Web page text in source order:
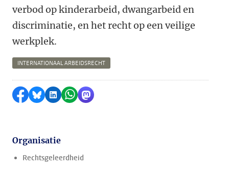
verbod op kinderarbeid, dwangarbeid en
discriminatie, en het recht op een veilige
werkplek.
INTERNATIONAAL ARBEIDSRECHT
Delen op Facebook
Delen via Bluesky
Delen op LinkedIn
Delen via WhatsApp
Delen via Mastodon
Organisatie
Rechtsgeleerdheid